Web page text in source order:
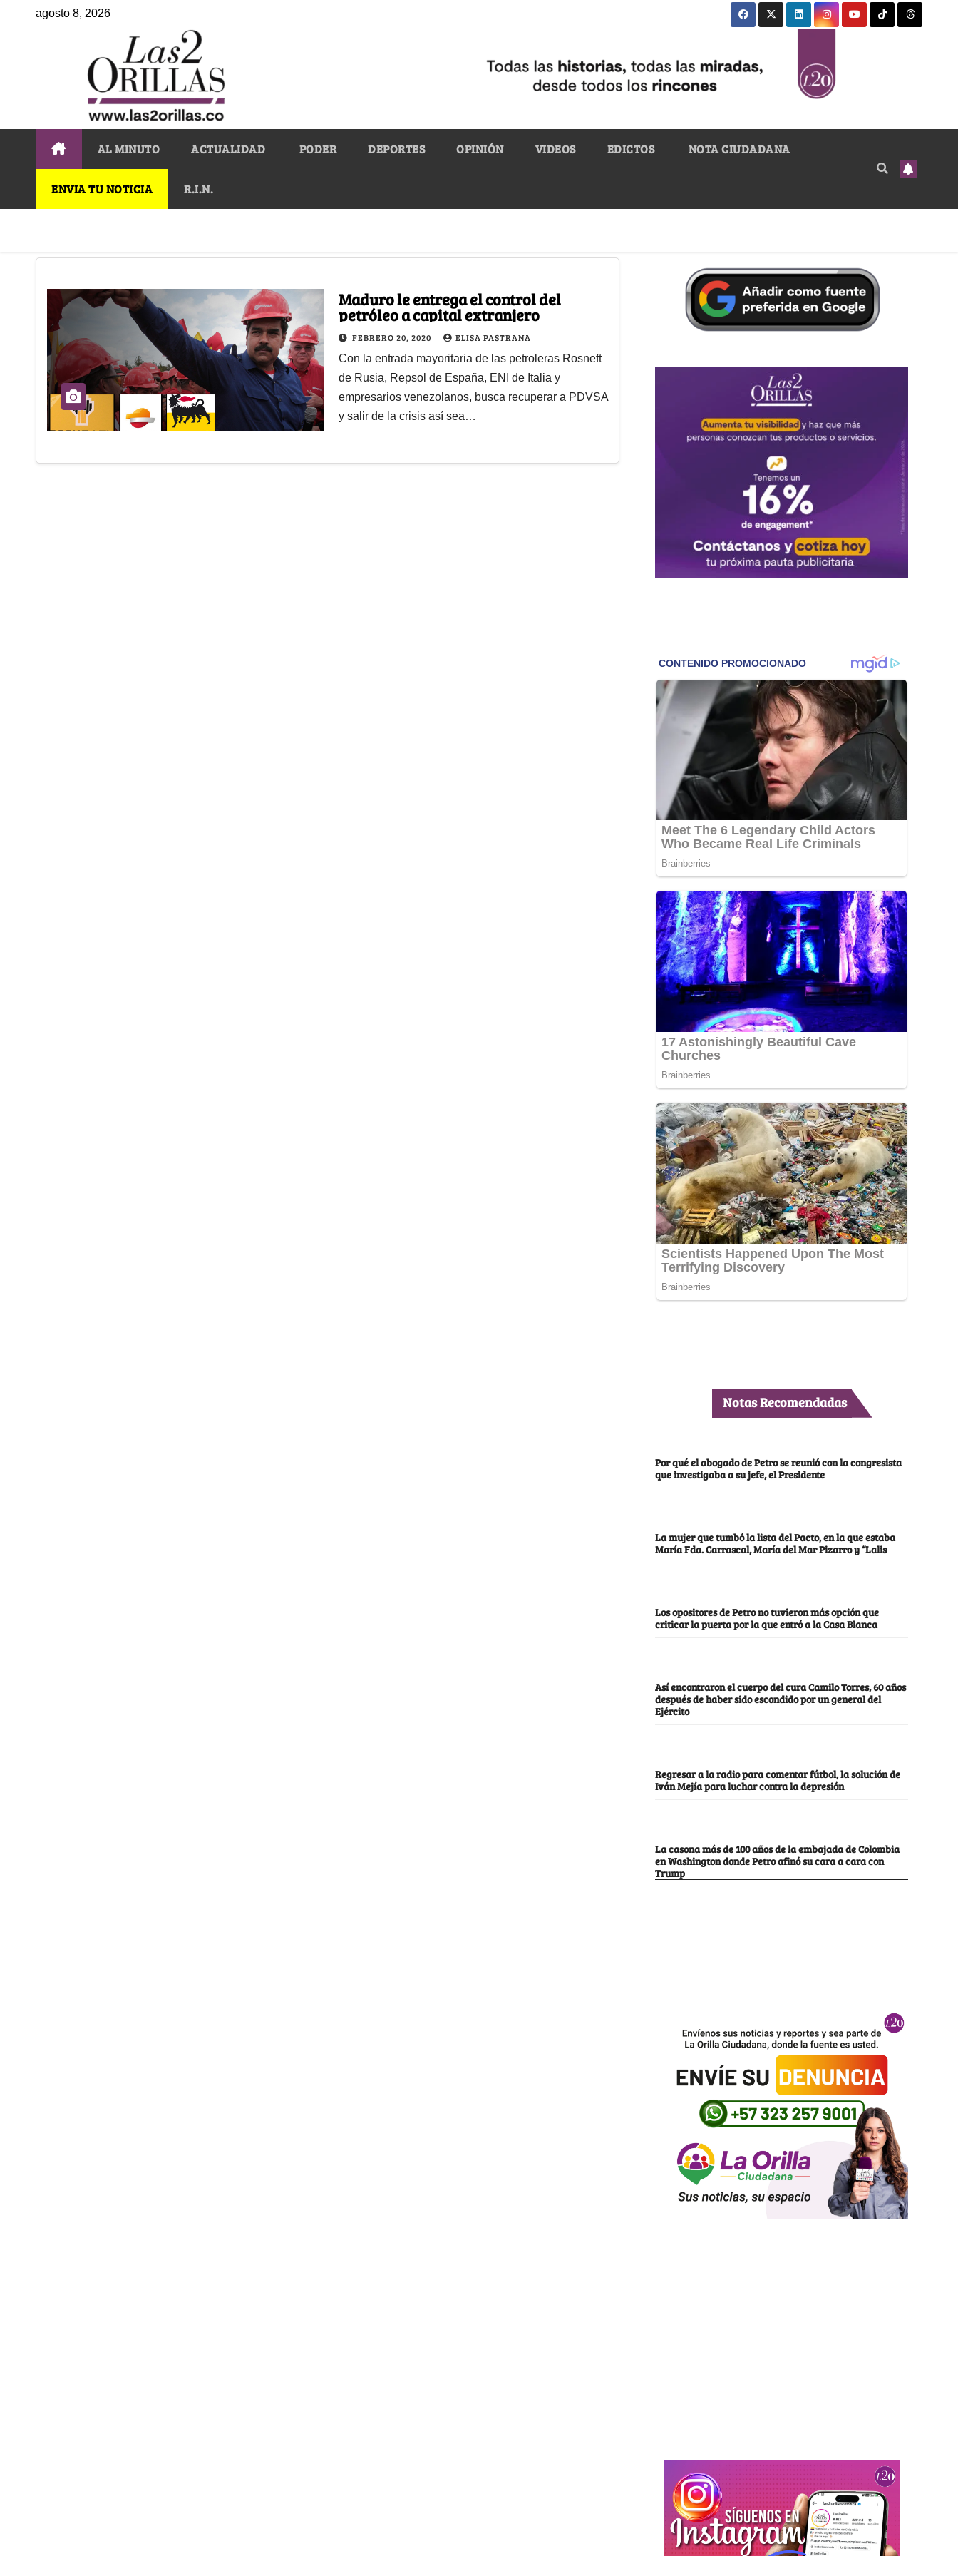
agosto 8, 2026
AL MINUTO ACTUALIDAD PODER DEPORTES OPINIÓN VIDEOS EDICTOS NOTA CIUDADANA
ENVIA TU NOTICIA R.I.N.
Maduro le entrega el control del
petróleo a capital extranjero
FEBRERO 20, 2020 ELISA PASTRANA
Con la entrada mayoritaria de las petroleras Rosneft
de Rusia, Repsol de España, ENI de Italia y
empresarios venezolanos, busca recuperar a PDVSA
y salir de la crisis así sea…
Notas Recomendadas
Por qué el abogado de Petro se reunió con la congresista
que investigaba a su jefe, el Presidente
La mujer que tumbó la lista del Pacto, en la que estaba
María Fda. Carrascal, María del Mar Pizarro y “Lalis
Los opositores de Petro no tuvieron más opción que
criticar la puerta por la que entró a la Casa Blanca
Así encontraron el cuerpo del cura Camilo Torres, 60 años
después de haber sido escondido por un general del
Ejército
Regresar a la radio para comentar fútbol, la solución de
Iván Mejía para luchar contra la depresión
La casona más de 100 años de la embajada de Colombia
en Washington donde Petro afinó su cara a cara con
Trump